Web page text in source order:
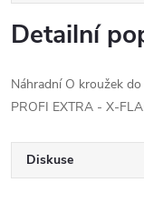
Detailní
Náhradní O kroužek
PROFI EXTRA - X-
Diskuse